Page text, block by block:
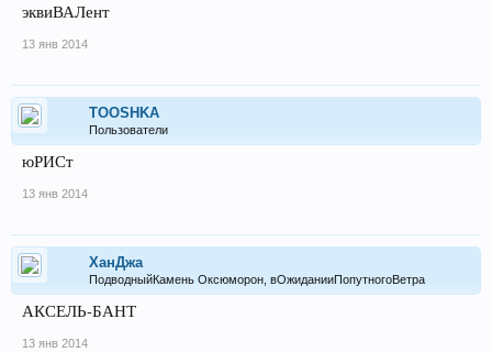
эквиВАЛент
13 янв 2014
TOOSHKA
Пользователи
юРИСт
13 янв 2014
ХанДжа
ПодводныйКамень Оксюморон, вОжиданииПопутногоВетра
АКСЕЛЬ-БАНТ
13 янв 2014